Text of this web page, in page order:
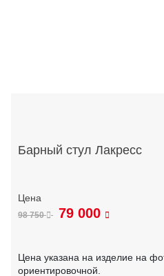
Барный стул Лакресс
98 750 79 000
Цена указана на изделие на
ориентировочной.